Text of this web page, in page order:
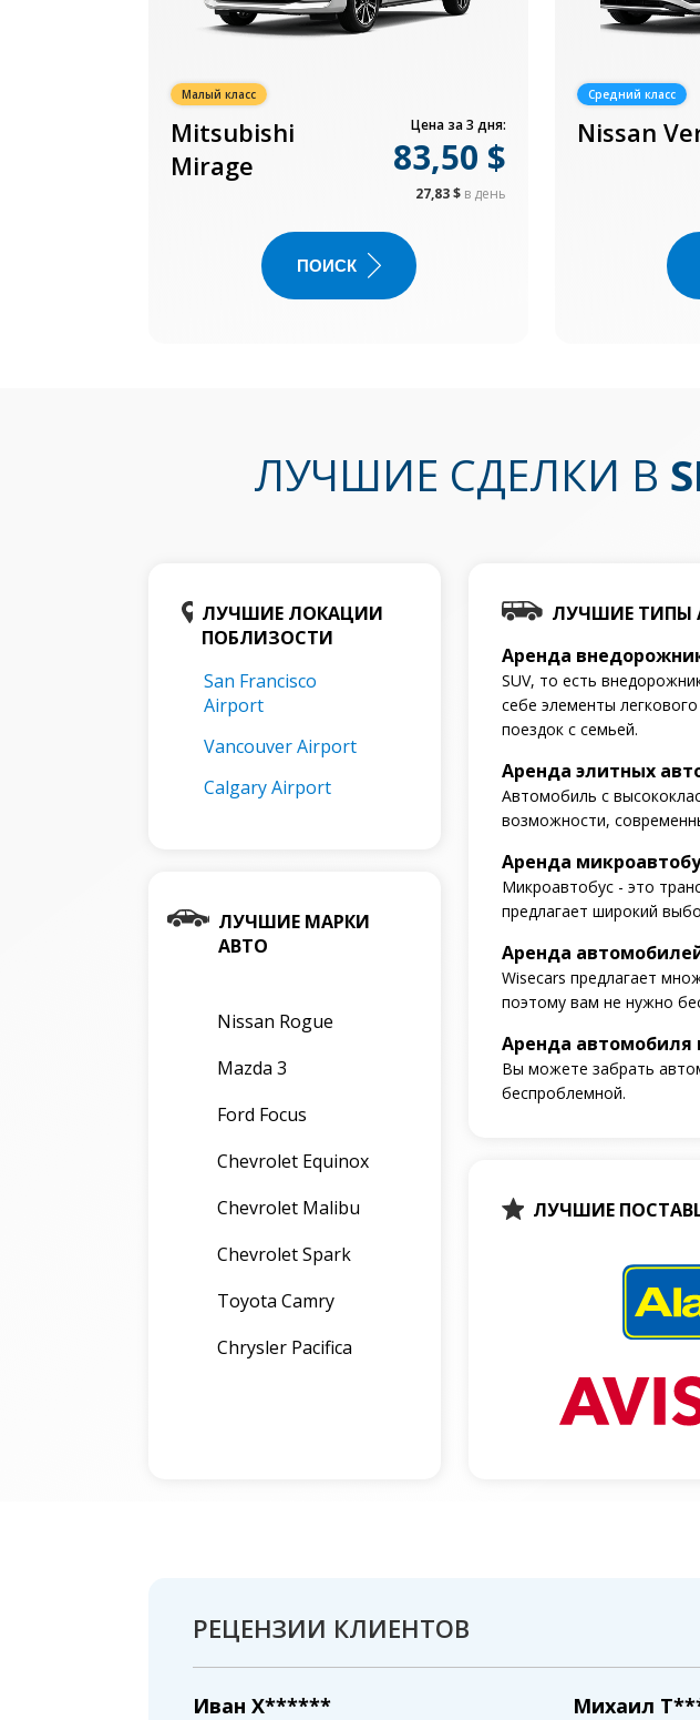
Малый класс
Mitsubishi
Mirage
Цена за 3 дня:
83,50 $
27,83 $ в день
ПОИСК
Средний класс
Nissan
ЛУЧШИЕ СДЕЛКИ В
ЛУЧШИЕ ЛОКАЦИИ
ПОБЛИЗОСТИ
San Francisco
Airport
Vancouver Airport
Calgary Airport
ЛУЧШИЕ МАРКИ
АВТО
Nissan Rogue
Mazda 3
Ford Focus
Chevrolet Equinox
Chevrolet Malibu
Chevrolet Spark
Toyota Camry
Chrysler Pacifica
ЛУЧШИЕ ТИПЫ
Аренда
SUV, то есть
себе элементы
поездок с семьей.
Аренда элитных
Автомобиль с
возможности,
Аренда
Микроавтобус - это
предлагает широкий
Аренда
Wisecars предлагает
поэтому вам не нужно
Аренда автомобиля
Вы можете забрать
беспроблемной.
ЛУЧШИЕ
РЕЦЕНЗИИ КЛИЕНТОВ
Иван X****** Михаил